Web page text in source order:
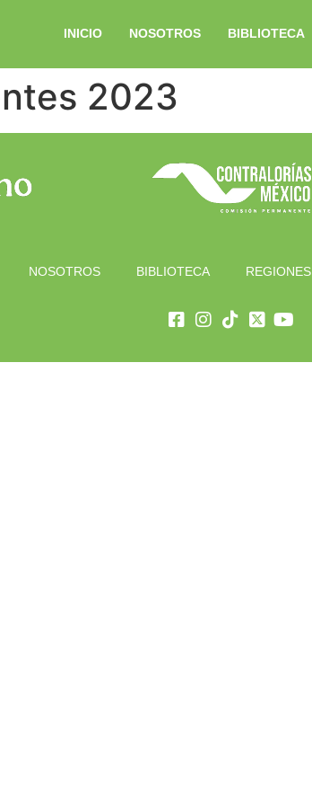
INICIO NOSOTROS BIBLIOTECA
2023
NOSOTROS BIBLIOTECA REGIONES